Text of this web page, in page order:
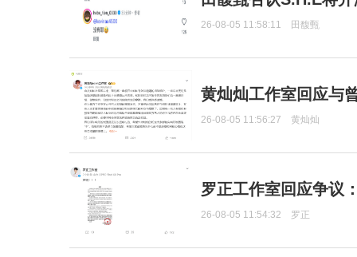
26-08-05 11:58:11 田馥甄
黄灿灿工作室回应与
26-08-05 11:56:27 黄灿灿
罗正工作室回应争议
26-08-05 11:54:32 罗正